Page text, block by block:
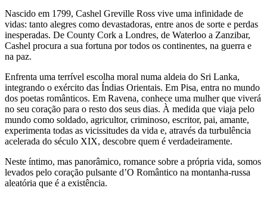
Nascido em 1799, Cashel Greville Ross vive uma infinidade de
vidas: tanto alegres como devastadoras, entre anos de sorte e perdas
inesperadas. De County Cork a Londres, de Waterloo a Zanzibar,
Cashel procura a sua fortuna por todos os continentes, na guerra e
na paz.
Enfrenta uma terrível escolha moral numa aldeia do Sri Lanka,
integrando o exército das Índias Orientais. Em Pisa, entra no mundo
dos poetas românticos. Em Ravena, conhece uma mulher que viverá
no seu coração para o resto dos seus dias. À medida que viaja pelo
mundo como soldado, agricultor, criminoso, escritor, pai, amante,
experimenta todas as vicissitudes da vida e, através da turbulência
acelerada do século XIX, descobre quem é verdadeiramente.
Neste íntimo, mas panorâmico, romance sobre a própria vida, somos
levados pelo coração pulsante d’O Romântico na montanha-russa
aleatória que é a existência.